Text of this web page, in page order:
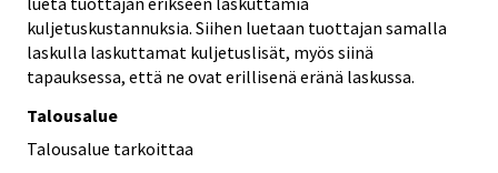
kuljetuskustannuksia. Siihen luetaan tuottajan samalla
laskulla laskuttamat kuljetuslisät, myös siinä
tapauksessa, että ne ovat erillisenä eränä laskussa.
Talousalue
Talousalue tarkoittaa